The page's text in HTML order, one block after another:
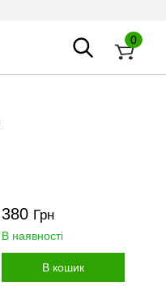
0
380 Грн
В наявності
В кошик